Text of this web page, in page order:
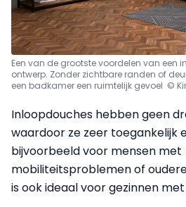
Een van de grootste voordelen van een
ontwerp. Zonder zichtbare randen of
een badkamer een ruimtelijk gevoel ©
Inloopdouches hebben geen
waardoor ze zeer toegankelijk
bijvoorbeeld voor mensen met
mobiliteitsproblemen of
is ook ideaal voor gezinnen